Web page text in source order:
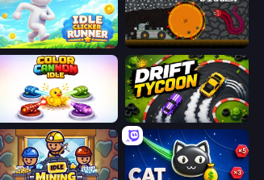
Idle Clicker Runner Mystery Digger
Color Cannon Idle Drift Tycoon